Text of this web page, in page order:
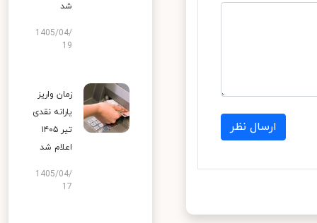
ارسال نظر
شد
1405/04/
19
زمان واریز
یارانه نقدی
تیر ۱۴۰۵
اعلام شد
1405/04/
17